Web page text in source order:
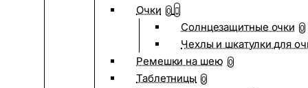
Очки 0
Солнцезащитные очки 0
Чехлы и шкатулки для
Ремешки на шею 0
Таблетницы 0